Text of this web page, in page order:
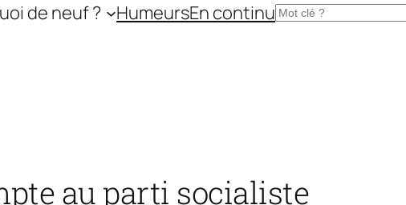
de neuf ? HumeursEn continuRechercher
au parti socialiste